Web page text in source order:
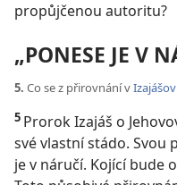
propůjčenou autoritu?
„PONESE JE V
5. Co se z přirovnání v
5 Prorok Izajáš o
své vlastní stádo. Svou
je v náručí. Kojící bude